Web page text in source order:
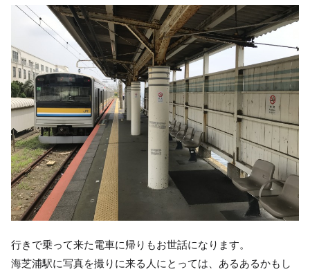
行きで乗って来た電車に帰りもお世話になります。
海芝浦駅に写真を撮りに来る人にとっては、あるあるかもし